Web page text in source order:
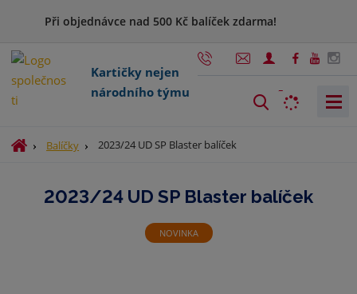
Při objednávce nad 500 Kč balíček zdarma!
Kartičky nejen
národního týmu
d
Ú
Balíčky 2023/24 UD SP Blaster balíček
2023/24 UD SP Blaster balíček
NOVINKA